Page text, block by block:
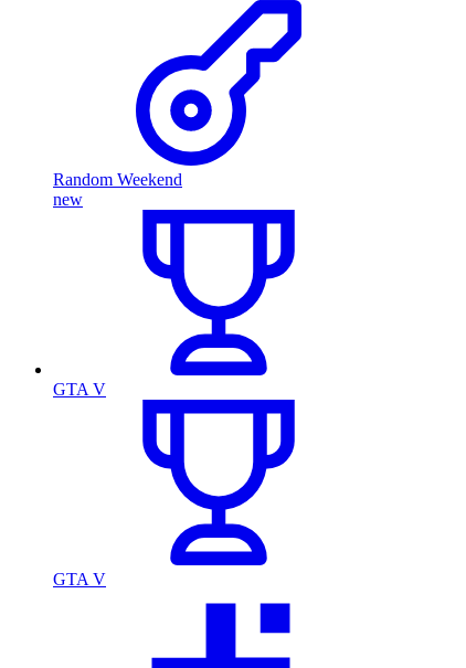
Random Weekend
new
GTA V
GTA V